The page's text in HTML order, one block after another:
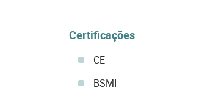
Certificações
CE
BSMI